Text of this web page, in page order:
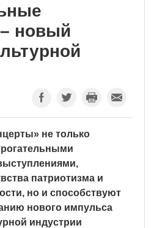
новый
не только
патриотизма и
но и способствуют
нового импульса
индустрии